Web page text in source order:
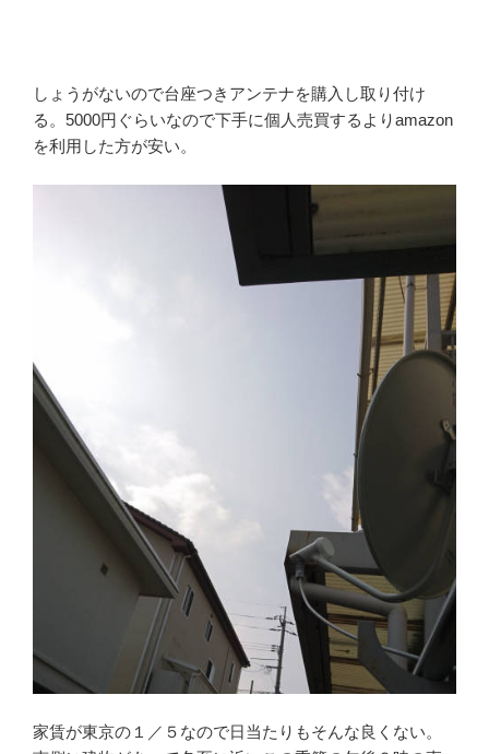
しょうがないので台座つきアンテナを購入し取り付け
る。5000円ぐらいなので下手に個人売買するよりamazon
を利用した方が安い。
家賃が東京の１／５なので日当たりもそんな良くない。